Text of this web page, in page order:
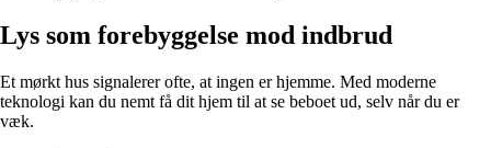
Lys som forebyggelse mod indbrud
Et mørkt hus signalerer ofte, at ingen er hjemme. Med moderne
teknologi kan du nemt få dit hjem til at se beboet ud, selv når du er
væk.